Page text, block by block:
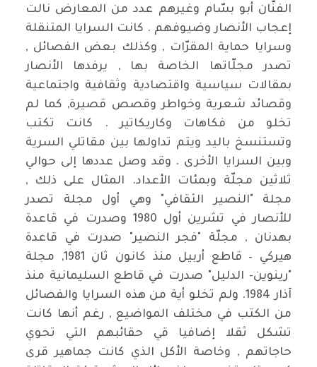
الفنّان أبو بسّام وغيرهم عدد من المعارض نالت
إعجاب الأنصار وضيوفهم . كانت السرايا المتنقلة
وسرايا حماية المقرّات , وكذلك بعض الفصائل ,
تصدر مجلّاتها الخاصة بها , يرفدها الأنصار
بمقالات سياسية واقتصادية وثقافية واجتماعية
وقصائد شعرية وخواطر وقصص قصيرة, كما لم
تخلو من فكاهات وكاريكاتير . كانت تكتب
وتستنسخ باليد ويتم تداولها بين مقاتلي السرية
وبين السرايا الأخرى . وقد وصل عددها إلى حوالي
ثلاثين مجلّة وبمئات الأعداد. المثال على ذلك ,
مجلة "النصير الثقافي" وهي أول مجلة تصدر
للأنصار في تشرين أول 1980 وصدرت في قاعدة
بهدنان , مجلّة "فجر النصير" صدرت في قاعدة
هيركي – قاطع أربيل منذ كانون ثان 1981, مجلة
"رينوين- الدليل" صدرت في قاطع السليمانية منذ
آذار 1984. ولم تخلو أية من هذه السرايا والفصائل
من الكتب في مختلف المواضيع , رغم أنها كانت
تشكل ثقلا إضافيا قي حقائبهم التي تحوي
حاجاتهم , وخاصة الأكل الذي كانت جماهير قرى